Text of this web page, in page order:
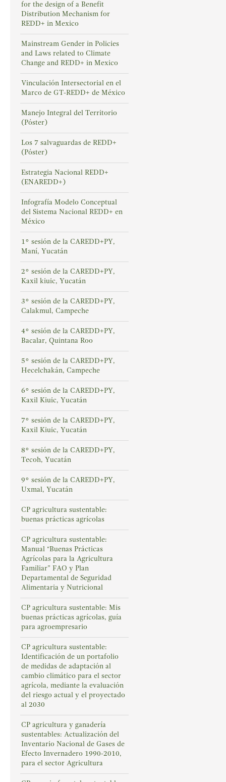
for the design of a Benefit
Distribution Mechanism for
REDD+ in Mexico
Mainstream Gender in Policies
and Laws related to Climate
Change and REDD+ in Mexico
Vinculación Intersectorial en el
Marco de GT-REDD+ de México
Manejo Integral del Territorio
(Póster)
Los 7 salvaguardas de REDD+
(Póster)
Estrategia Nacional REDD+
(ENAREDD+)
Infografía Modelo Conceptual
del Sistema Nacional REDD+ en
México
1° sesión de la CAREDD+PY,
Maní, Yucatán
2° sesión de la CAREDD+PY,
Kaxil kiuic, Yucatán
3° sesión de la CAREDD+PY,
Calakmul, Campeche
4° sesión de la CAREDD+PY,
Bacalar, Quintana Roo
5° sesión de la CAREDD+PY,
Hecelchakán, Campeche
6° sesión de la CAREDD+PY,
Kaxil Kiuic, Yucatán
7° sesión de la CAREDD+PY,
Kaxil Kiuic, Yucatán
8° sesión de la CAREDD+PY,
Tecoh, Yucatán
9° sesión de la CAREDD+PY,
Uxmal, Yucatán
CP agricultura sustentable:
buenas prácticas agrícolas
CP agricultura sustentable:
Manual "Buenas Prácticas
Agrícolas para la Agricultura
Familiar” FAO y Plan
Departamental de Seguridad
Alimentaria y Nutricional
CP agricultura sustentable: Mis
buenas prácticas agrícolas, guía
para agroempresario
CP agricultura sustentable:
Identificación de un portafolio
de medidas de adaptación al
cambio climático para el sector
agrícola, mediante la evaluación
del riesgo actual y el proyectado
al 2030
CP agricultura y ganadería
sustentables: Actualización del
Inventario Nacional de Gases de
Efecto Invernadero 1990-2010,
para el sector Agricultura